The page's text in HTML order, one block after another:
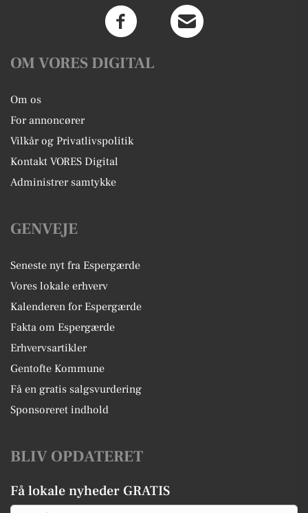
OM VORES DIGITAL
Om os
For annoncører
Vilkår og Privatlivspolitik
Kontakt VORES Digital
Administrer samtykke
GENVEJE
Seneste nyt fra Espergærde
Vores lokale erhverv
Kalenderen for Espergærde
Fakta om Espergærde
Erhvervsartikler
Gentofte Kommune
Få en gratis salgsvurdering
Sponsoreret indhold
BLIV OPDATERET
Få lokale nyheder GRATIS